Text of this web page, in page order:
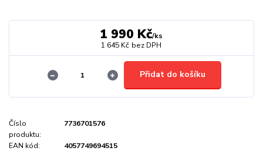
1 990 Kč/ks
1 645 Kč bez DPH
Přidat do košíku
Číslo
produktu:
7736701576
EAN kód:
4057749694515